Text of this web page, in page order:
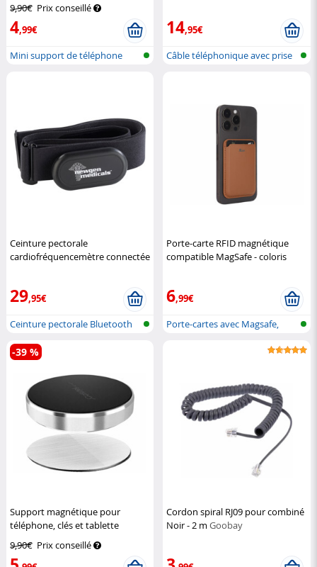
9,90€ Prix conseillé
4,99€
Mini support de téléphone
14,95€
Câble téléphonique avec prise
Ceinture pectorale
cardiofréquencemètre connectée
29,95€
Ceinture pectorale Bluetooth
Porte-carte RFID magnétique
compatible MagSafe - coloris
6,99€
Porte-cartes avec Magsafe,
Support magnétique pour
téléphone, clés et tablette
9,90€ Prix conseillé
-39 %
Cordon spiral RJ09 pour combiné
Noir - 2 mGoobay